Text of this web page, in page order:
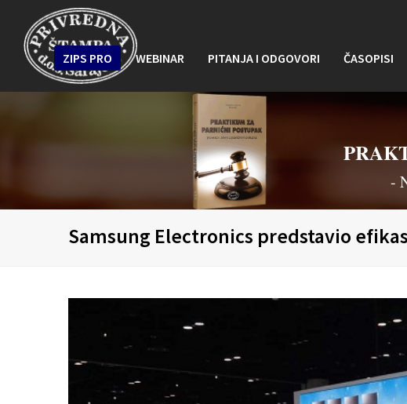
ZIPS PRO WEBINAR PITANJA I ODGOVORI ČASOPISI
-
Samsung Electronics predstavio